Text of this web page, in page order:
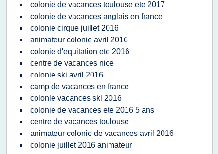
colonie de vacances toulouse ete 2017
colonie de vacances anglais en france
colonie cirque juillet 2016
animateur colonie avril 2016
colonie d'equitation ete 2016
centre de vacances nice
colonie ski avril 2016
camp de vacances en france
colonie vacances ski 2016
colonie de vacances ete 2016 5 ans
centre de vacances toulouse
animateur colonie de vacances avril 2016
colonie juillet 2016 animateur